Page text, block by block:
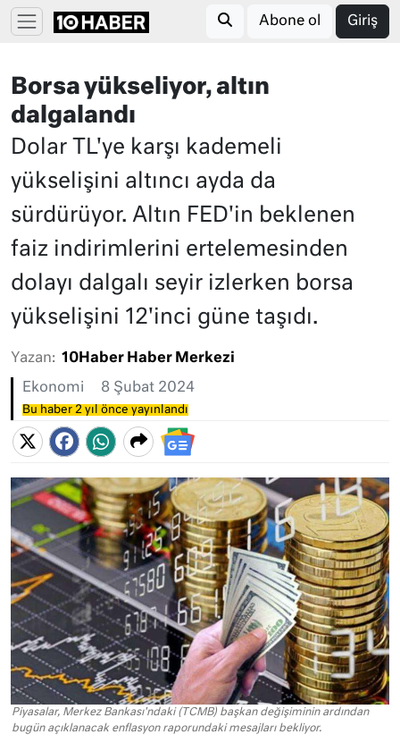
Abone ol Giriş
Borsa yükseliyor, altın
dalgalandı
Dolar TL'ye karşı kademeli
yükselişini altıncı ayda da
sürdürüyor. Altın FED'in beklenen
faiz indirimlerini ertelemesinden
dolayı dalgalı seyir izlerken borsa
yükselişini 12'inci güne taşıdı.
Yazan: 10Haber Haber Merkezi
Ekonomi 8 Şubat 2024
Bu haber 2 yıl önce yayınlandı
Piyasalar, Merkez Bankası'ndaki (TCMB) başkan değişiminin ardından
bugün açıklanacak enflasyon raporundaki mesajları bekliyor.